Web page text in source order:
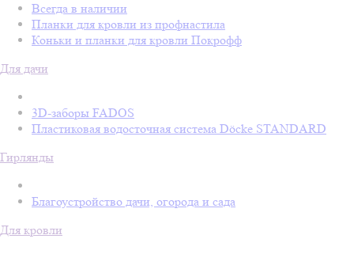
Всегда в наличии
Планки для кровли из профнастила
Коньки и планки для кровли Покрофф
Для дачи
3D-заборы FADOS
Пластиковая водосточная система Döcke STANDARD
Гирлянды
Благоустройство дачи, огорода и сада
Для кровли